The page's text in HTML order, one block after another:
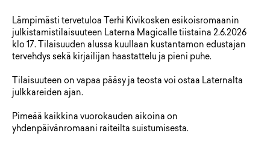
Lämpimästi tervetuloa Terhi Kivikosken esikoisromaanin
julkistamistilaisuuteen Laterna Magicalle tiistaina 2.6.2026
klo 17. Tilaisuuden alussa kuullaan kustantamon edustajan
tervehdys sekä kirjailijan haastattelu ja pieni puhe.
Tilaisuuteen on vapaa pääsy ja teosta voi ostaa Laternalta
julkkareiden ajan.
Pimeää kaikkina vuorokauden aikoina on
yhdenpäivänromaani raiteilta suistumisesta.